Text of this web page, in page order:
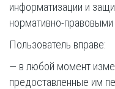
информатизации и
нормативно-правовыми
Пользователь вправе:
— в любой момент
предоставленные им